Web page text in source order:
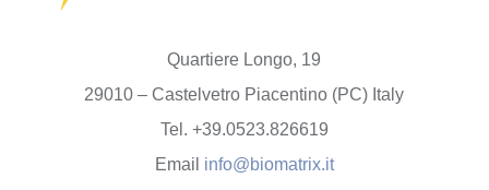
Quartiere Longo, 19
29010 – Castelvetro Piacentino (PC) Italy
Tel. +39.0523.826619
Email info@biomatrix.it